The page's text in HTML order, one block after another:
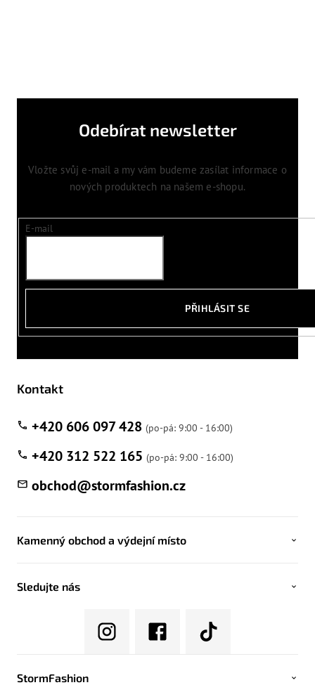
Odebírat newsletter
Vložte svůj e-mail a my vám budeme zasílat informace o
nových produktech na našem e-shopu.
E-mail
PŘIHLÁSIT SE
Kontakt
obchod@stormfashion.cz
+420 606 097 428
+420 312 522 165
Kamenný obchod a výdejní místo
Sledujte nás
StormFashion